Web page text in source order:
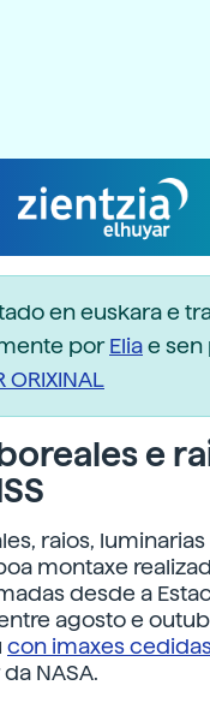
en euskara e
porEliae sen
ORIXINAL
e
raios,
montaxe
desde a
agosto e
con imaxes
NASA.